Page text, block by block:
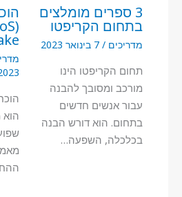
3 ספרים מומלצים
בתחום הקריפטו
מדריכים /7 בינואר 2023
תחום הקריפטו הינו
מורכב ומסובך להבנה
עבור אנשים חדשים
בתחום. הוא דורש הבנה
בכלכלה, השפעה…
הוא